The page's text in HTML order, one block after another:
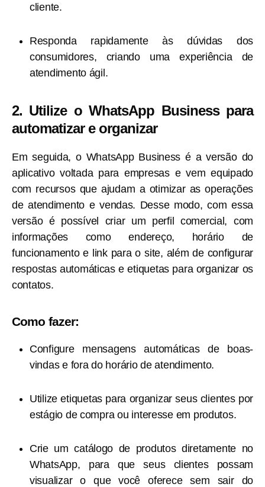
cliente.
Responda rapidamente às dúvidas dos
consumidores, criando uma experiência de
atendimento ágil.
2. Utilize o WhatsApp Business para
automatizar e organizar
Em seguida, o WhatsApp Business é a versão do
aplicativo voltada para empresas e vem equipado
com recursos que ajudam a otimizar as operações
de atendimento e vendas. Desse modo, com essa
versão é possível criar um perfil comercial, com
informações como endereço, horário de
funcionamento e link para o site, além de configurar
respostas automáticas e etiquetas para organizar os
contatos.
Como fazer:
Configure mensagens automáticas de boas-
vindas e fora do horário de atendimento.
Utilize etiquetas para organizar seus clientes por
estágio de compra ou interesse em produtos.
Crie um catálogo de produtos diretamente no
WhatsApp, para que seus clientes possam
visualizar o que você oferece sem sair do